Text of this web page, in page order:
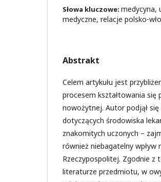
Słowa kluczowe: medycyna,
medyczne, relacje polsko-
Abstrakt
Celem artykułu jest
procesem kształtowania
nowożytnej. Autor podjął
dotyczących środowiska
znakomitych uczonych –
również niebagatelny
Rzeczypospolitej. Zgodnie z
literaturze przedmiotu, w